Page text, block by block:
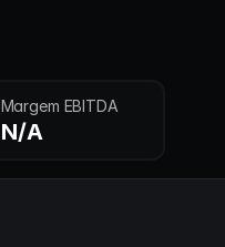
Margem EBITDA
N/A